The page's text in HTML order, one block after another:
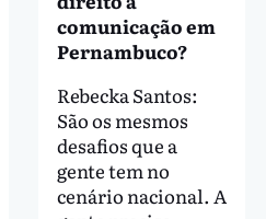
comunicação em
Pernambuco?
Rebecka Santos:
São os mesmos
desafios que a
gente tem no
cenário nacional. A